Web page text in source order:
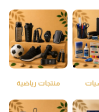
منتجات رياضية